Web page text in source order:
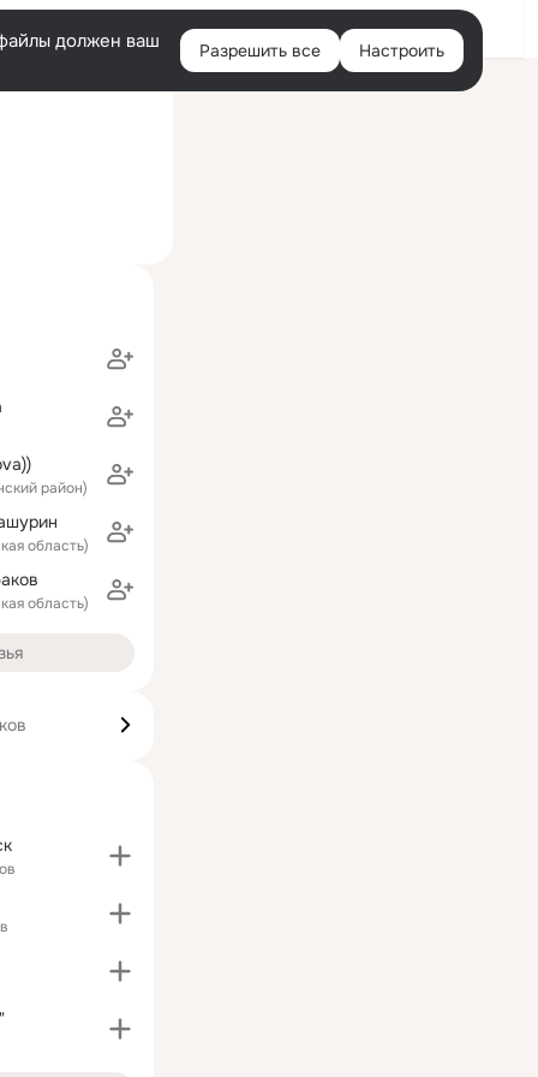
Войти
должен ваш Разрешить все Настроить
район)
область)
область)